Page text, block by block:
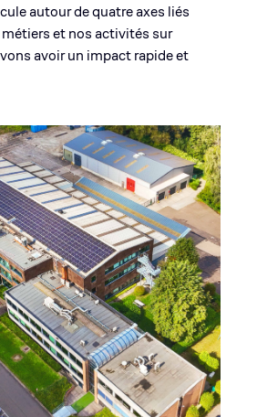
autour de quatre axes liés
et nos activités sur
avoir un impact rapide et